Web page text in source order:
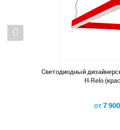
Cветодиодный
H-Relo
от7 900